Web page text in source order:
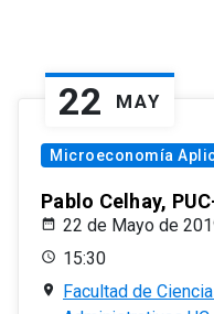
22 MAY
Microeconomía
Pablo Celhay,
22 de Mayo de
15:30
Facultad de